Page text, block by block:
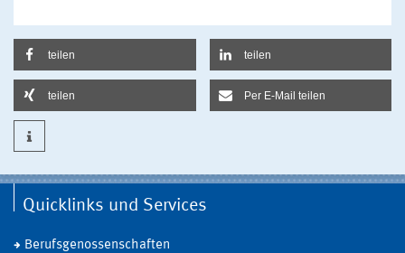
teilen teilen
teilen Per E-Mail teilen
Quicklinks und Services
Berufsgenossenschaften